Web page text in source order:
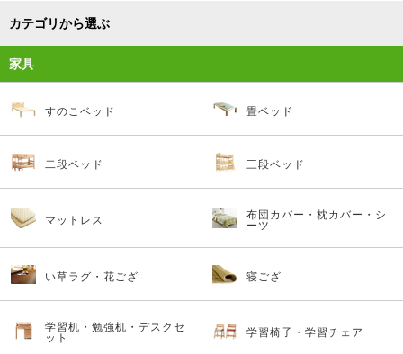
カテゴリから選ぶ
家具
すのこベッド 畳ベッド
二段ベッド 三段ベッド
マットレス
布団カバー・枕カバー・シ
ーツ
い草ラグ・花ござ 寝ござ
学習机・勉強机・デスクセ
ット
学習椅子・学習チェア